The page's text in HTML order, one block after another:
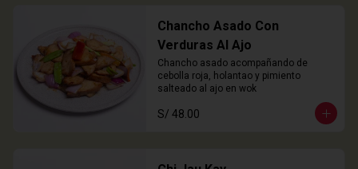
Chancho Asado Con
Verduras Al Ajo
Chancho asado acompañando de
cebolla roja, holantao y pimiento
salteado al ajo en wok
S/ 48.00